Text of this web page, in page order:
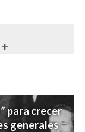
para crecer
generales